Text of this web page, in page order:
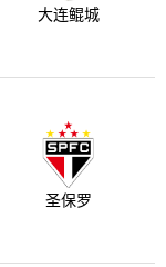
大连鲲城
圣保罗